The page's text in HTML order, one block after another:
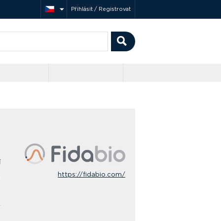
Přihlásit / Registrovat
https://fidabio.com/